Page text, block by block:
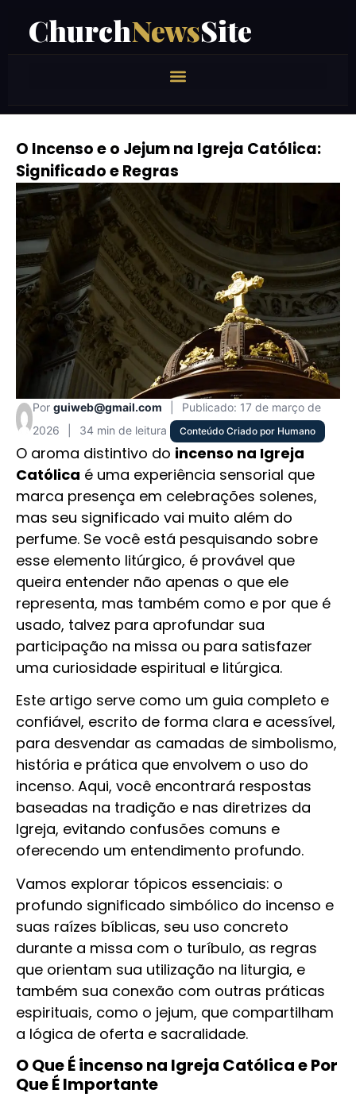
ChurchNewsSite
O Incenso e o Jejum na Igreja Católica:
Significado e Regras
Porguiweb@gmail.com
Publicado: 17 de março de
2026
34 min de leitura Conteúdo Criado por Humano
O aroma distintivo do incenso na Igreja
Católica é uma experiência sensorial que
marca presença em celebrações solenes,
mas seu significado vai muito além do
perfume. Se você está pesquisando sobre
esse elemento litúrgico, é provável que
queira entender não apenas o que ele
representa, mas também como e por que é
usado, talvez para aprofundar sua
participação na missa ou para satisfazer
uma curiosidade espiritual e litúrgica.
Este artigo serve como um guia completo e
confiável, escrito de forma clara e acessível,
para desvendar as camadas de simbolismo,
história e prática que envolvem o uso do
incenso. Aqui, você encontrará respostas
baseadas na tradição e nas diretrizes da
Igreja, evitando confusões comuns e
oferecendo um entendimento profundo.
Vamos explorar tópicos essenciais: o
profundo significado simbólico do incenso e
suas raízes bíblicas, seu uso concreto
durante a missa com o turíbulo, as regras
que orientam sua utilização na liturgia, e
também sua conexão com outras práticas
espirituais, como o jejum, que compartilham
a lógica de oferta e sacralidade.
O Que É incenso na Igreja Católica e Por
Que É Importante